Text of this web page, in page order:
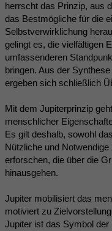
herrscht das Prinzip, aus
das Bestmögliche für die
Selbstverwirklichung
gelingt es, die vielfältigen
umfassenderen
bringen. Aus der
ergeben sich schließlich
Mit dem Jupiterprinzip
menschlicher
Es gilt deshalb, sowohl
Nützliche und
erforschen, die über die
hinausgehen.
Jupiter mobilisiert das
motiviert zu
Jupiter ist das Symbol